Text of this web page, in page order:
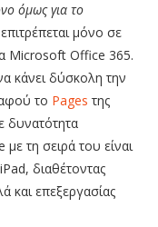
όμως για το
μόνο σε
Microsoft Office 365.
κάνει δύσκολη την
το Pages της
δυνατότητα
τη σειρά του είναι
διαθέτοντας
και επεξεργασίας